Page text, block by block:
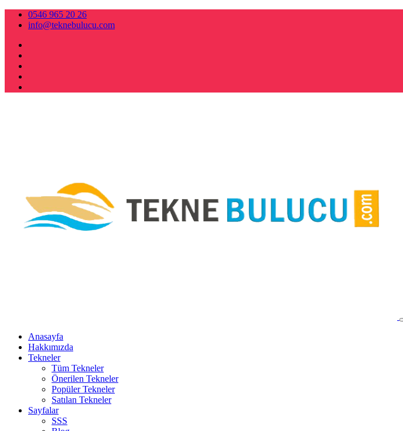
0546 965 20 26
info@teknebulucu.com
Anasayfa
Hakkımızda
Tekneler
Tüm Tekneler
Önerilen Tekneler
Popüler Tekneler
Satılan Tekneler
Sayfalar
SSS